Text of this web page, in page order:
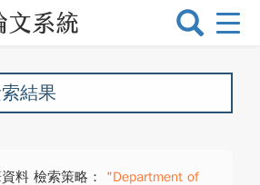
選
換
結果
料 檢索策略：
"Department of